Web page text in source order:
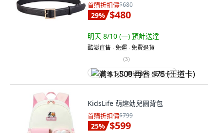
首購折扣價$680
29% $480
明天 8/10 (一) 預計送達
酷澎直售 ∙ 免運 ∙ 免費退貨
(3)
满 $1,500 再省 $75 (王道卡)
KidsLife 萌趣幼兒園背包
首購折扣價$799
25% $599